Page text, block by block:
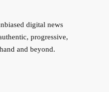
digital news
progressive,
and beyond.